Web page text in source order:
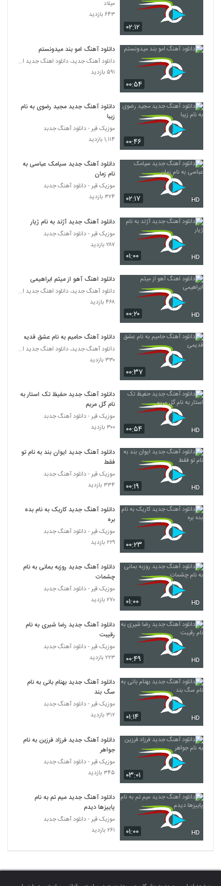
آهنگ روز بی برگشت از مسعود صفری(پاپ)
امین مصدق آهنگ حس عاشقانه
Jaabi Adam Alaki
۲۰۳ بازدید
آهنگ محمد خسروی بنام نیمه جون
5985
دانلود آهنگ امیرحسین وادیدار من بودم
Peyman Asp Tamoome
۲۴۳ بازدید
دانلود آهنگ جدید و زیبای امین شکرشکن با
نام فدات میشه دلم
۲۷۶ بازدید
5988
موزیک زیبای من عاشق توام از بیژن جوینده
آهنگ فرهاد معرفی بنام واسه آخرین بار
دانلود آهنگ میلاد باکری بی جواب
۲۳۰ بازدید
Izadmehr Delam Halesh Kharabe
5992
آهنگ خوم و خوت از شهاب زنگنه(پاپ)
5993
دانلود آهنگ عاشقانه از هاشم شکیبا
۳۴۹ بازدید
فرزاد ارجمندی آهنگ خواب
5995
آهنگ اتابک بیرامی بنام خنده ی تو
۲۶۶ بازدید
5996
موزیک زیبای برگرد از آرش جلالی
۲۷۱ بازدید
دانلود آهنگ ابوالفضل فراهانی عاشق دیوونه
5998
دانلود آهنگ مهدی علیزاده با هم می مونیم
۲۲۸ بازدید
دانلود آهنگ حبیب آغاجریان آرزوی آخر
(Habib Aqajarian Arezooye Akhar)
۲۳۳ بازدید
آهنگ ساده بودم از امیربابک مرتضوی(پاپ)
۰۲:۱۲
میلاد
۶۴۳ بازدید
۰۰:۵۴
دانلود آهنگ امو بند میدونستم
دانلود آهنگ جدید، دانلود اهنگ جدید ایرانی
۵۹۱ بازدید
۰۰:۴۶
دانلود آهنگ جدید مجید رضوی به نام
زیبا
موزیک قیر - دانلود آهنگ جدبد
۱,۱۱۴ بازدید
۰۲:۱۷ HD
دانلود آهنگ جدید سیامک عباسی به
نام زمان
موزیک قیر - دانلود آهنگ جدبد
۳۲۴ بازدید
۰۱:۰۰ HD
دانلود آهنگ جدید آژند به نام ژیار
موزیک قیر - دانلود آهنگ جدبد
۲۸۷ بازدید
۰۰:۲۰ HD
دانلود اهنگ آهو از میثم ابراهیمی
دانلود آهنگ جدید، دانلود اهنگ جدید ایرانی
۴۶۸ بازدید
۰۰:۳۷
دانلود آهنگ حامیم به نام عشق قدیمی
دانلود آهنگ جدید، دانلود اهنگ جدید ایرانی
۳۳۰ بازدید
۰۰:۵۴ HD
دانلود آهنگ جدید حفیظ تک استار به
نام گل مریم
موزیک قیر - دانلود آهنگ جدبد
۳۰۰ بازدید
۰۰:۱۹ HD
دانلود آهنگ جدید ایوان بند به نام تو
فقط
موزیک قیر - دانلود آهنگ جدبد
۳۳۴ بازدید
۰۰:۲۳
دانلود آهنگ جدید کاریک به نام بده
بره
موزیک قیر - دانلود آهنگ جدبد
۲۲۹ بازدید
۰۱:۰۰ HD
دانلود آهنگ جدید روزبه بمانی به نام
چشمات
موزیک قیر - دانلود آهنگ جدبد
۲۷۰ بازدید
۰۰:۴۹ HD
دانلود آهنگ جدید رضا شیری به نام
رقیبت
موزیک قیر - دانلود آهنگ جدبد
۲۲۳ بازدید
۰۱:۱۴ HD
دانلود آهنگ جدید بهنام بانی به نام
سگ بند
موزیک قیر - دانلود آهنگ جدبد
۳۱۲ بازدید
۰۳:۰۱
دانلود آهنگ جدید فرزاد فرزین به نام
جواهر
موزیک قیر - دانلود آهنگ جدبد
۳۴۵ بازدید
۰۱:۰۰ HD
دانلود آهنگ جدید میم تم به نام
پاییزها دیدم
موزیک قیر - دانلود آهنگ جدبد
۲۶۱ بازدید